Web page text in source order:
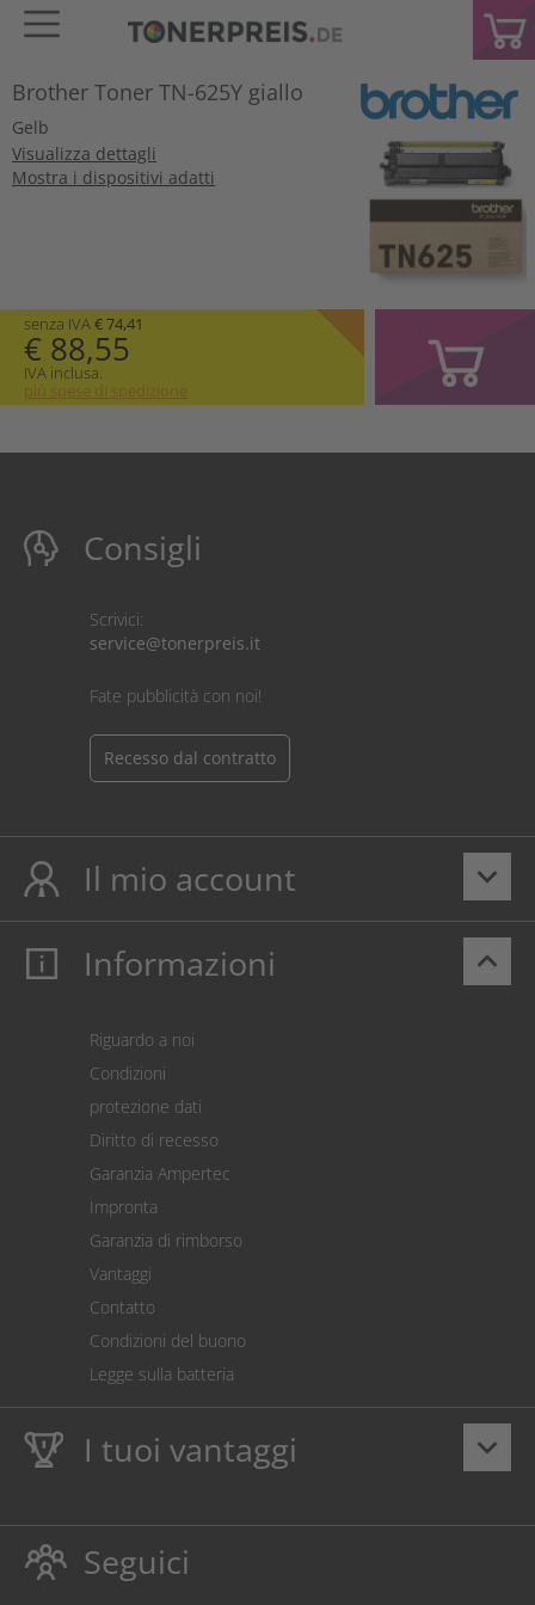
Brother Toner TN-625Y giallo
Gelb
Visualizza dettagli
Mostra i dispositivi adatti
senza IVA€ 74,41
€ 88,55
IVA inclusa.
più spese di spedizione
Consigli
Scrivici:
service@tonerpreis.it
Fate pubblicità con noi!
Recesso dal contratto
keyboard_arrow_down
Il mio account
Il mio account
Pagamento
Restituzione della merce
Calcolatore dei costi
Impostazioni dei cookie
keyboard_arrow_up
Informazioni
Riguardo a noi
Condizioni
protezione dati
Diritto di recesso
Garanzia Ampertec
Impronta
Garanzia di rimborso
Vantaggi
Contatto
Condizioni del buono
Legge sulla batteria
keyboard_arrow_down
I tuoi vantaggi
Dieci anniGaranzia Ampertecsu toner e inchiostro
proteggono anche la stampante.
Rispettoso dellambiente evitando gli sprechi.
Seguici